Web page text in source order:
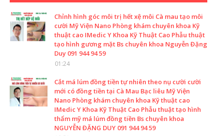
Chỉnh hình góc môi trị hết xệ môi Cà mau tạo môi
cười Mỹ Viện Nano Phòng khám chuyên khoa Kỹ
thuật cao IMedic Y Khoa Kỹ Thuật Cao Phẫu thuật
tạo hình gương mặt Bs chuyên khoa Nguyễn Đặng
Duy 091 944 94 59
01:24
Cắt má lúm đồng tiền tự nhiên theo nụ cười cười
mới có đồng tiền tại Cà Mau Bạc liêu Mỹ Viện
Nano Phòng khám chuyên khoa Kỹ thuật cao
IMedic Y Khoa Kỹ Thuật Cao Phẫu thuật tạo hình
thẩm mỹ má lúm đồng tiền Bs chuyên khoa
NGUYỄN ĐẶNG DUY 091 944 94 59